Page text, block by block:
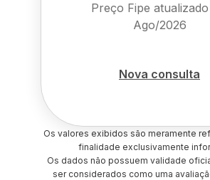
Preço Fipe
Ago/2026
Nova consulta
Os valores exibidos são meramente
finalidade exclusivamente
Os dados não possuem validade
ser considerados como uma